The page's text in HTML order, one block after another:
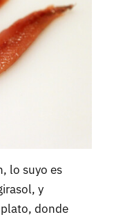
lo suyo es
y
donde